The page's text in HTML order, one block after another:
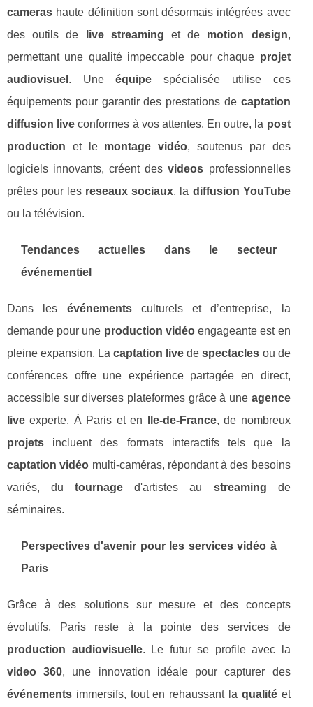
cameras haute définition sont désormais intégrées avec
des outils de
live streaming et de motion design,
permettant une qualité impeccable pour chaque projet
audiovisuel . Uneéquipe spécialisée utilise ces
équipements pour garantir des prestations de captation
diffusion live conformes à vos attentes. En outre, la post
production et le montage vidéo, soutenus par des
logiciels innovants, créent desvideos professionnelles
prêtes pour les reseaux sociaux, la diffusion YouTube
ou la télévision.
Tendances actuelles dans le secteur
événementiel
Dans les événementsculturels et d’entreprise, la
demande pour une production vidéoengageante est en
pleine expansion. Lacaptation live despectacles ou de
conférences offre une expérience partagée en direct,
accessible sur diverses plateformes grâce à une agence
live experte. À Paris et en Ile-de-France, de nombreux
projets incluent des formats interactifs tels que la
captation vidéo multi-caméras, répondant à des besoins
variés, dutournage d'artistes au streaming de
séminaires.
Perspectives d'avenir pour les services vidéo à
Paris
Grâce à des solutions sur mesure et des concepts
évolutifs, Paris reste à la pointe des services de
production audiovisuelle. Le futur se profile avec la
video 360, une innovation idéale pour capturer des
événements immersifs, tout en rehaussant la qualitéet